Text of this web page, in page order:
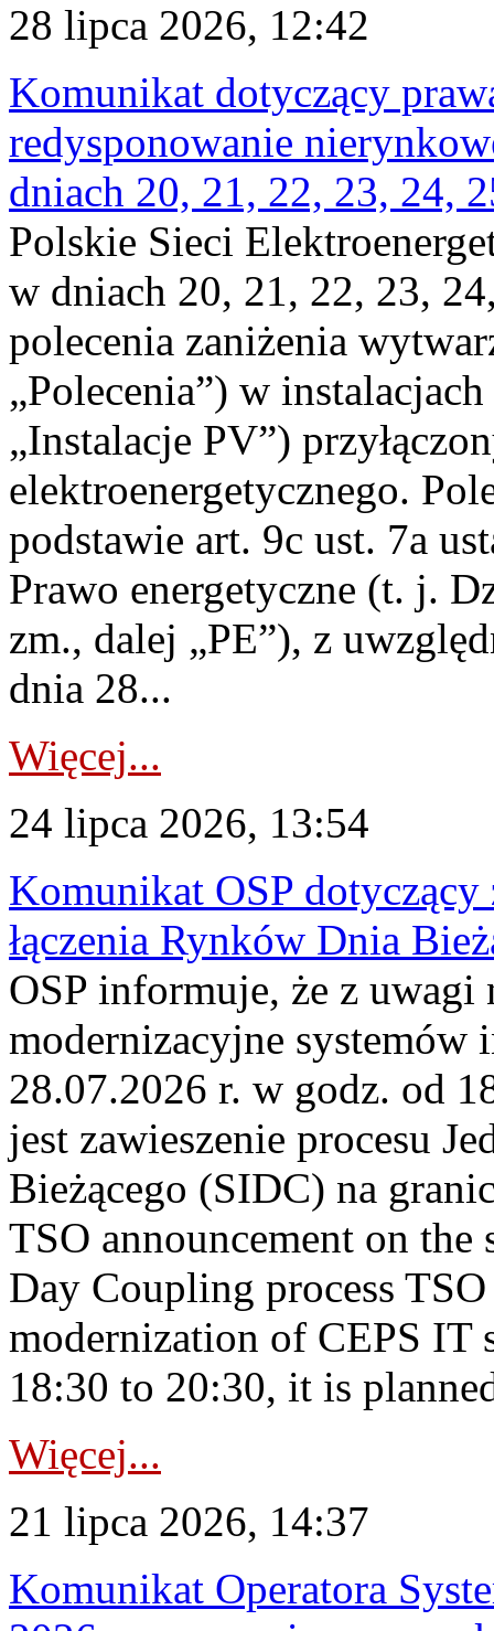
28 lipca 2026, 12:42
Komunikat dotyczący
redysponowanie
dniach 20, 21, 22, 23, 24,
Polskie Sieci
w dniach 20, 21, 22, 23,
polecenia zaniżenia
„Polecenia”) w
„Instalacje PV”)
elektroenergetycznego.
podstawie art. 9c ust. 7a
Prawo energetyczne (t. j.
zm., dalej „PE”), z
dnia 28...
Więcej...
24 lipca 2026, 13:54
Komunikat OSP dotyczący
łączenia Rynków Dnia
OSP informuje, że z uwagi
modernizacyjne
28.07.2026 r. w godz. od
jest zawieszenie procesu
Bieżącego (SIDC) na
TSO announcement on
Day Coupling process
modernization of CEPS IT
18:30 to 20:30, it is
Więcej...
21 lipca 2026, 14:37
Komunikat Operatora